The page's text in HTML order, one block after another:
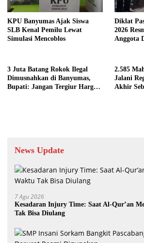
KPU Banyumas Ajak Siswa
SLB Kenal Pemilu Lewat
Simulasi Mencoblos
Diklat
2026
Anggota
3 Juta Batang Rokok Ilegal
Dimusnahkan di Banyumas,
Bupati: Jangan Tergiur Harga
2.585
Jalani
Akhir
News Update
7 Agu 2026
Kesadaran Injury Time: Saat Al-Qur’an
Tak Bisa Diulang